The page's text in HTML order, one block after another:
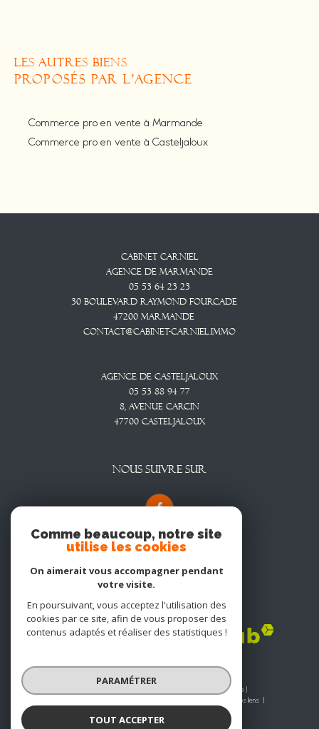
LES AUTRES BIENS
PROPOSÉS PAR L'AGENCE
Commerce pro en vente à Marmande
Commerce pro en vente à Casteljaloux
Cabinet CARNIEL
Agence De Marmande
05 53 64 23 23
30 Boulevard Raymond Fourcade
47200
Marmande
contact@cabinet-carniel.immo
Agence De Casteljaloux
05 53 88 94 77
8, Avenue CARCIN
47700
CASTELJALOUX
NOUS SUIVRE SUR
Adhérents
© 2026 | Tous droits réservés | Traduction powered by Google |
Nos liens
Comme beaucoup, notre site
utilise les cookies
On aimerait vous accompagner pendant
votre visite.
En poursuivant, vous acceptez l'utilisation des
cookies par ce site, afin de vous proposer des
contenus adaptés et réaliser des statistiques !
PARAMÉTRER
TOUT ACCEPTER